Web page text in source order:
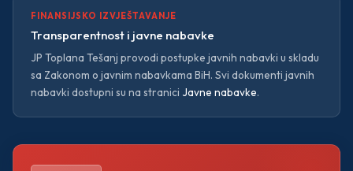
FINANSIJSKO IZVJEŠTAVANJE
Transparentnost i javne nabavke
JP Toplana Tešanj provodi postupke javnih nabavki u skladu
sa Zakonom o javnim nabavkama BiH. Svi dokumenti javnih
nabavki dostupni su na stranici Javne nabavke.